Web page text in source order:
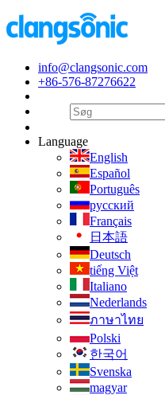
info@clangsonic.com
+86-576-87276622
Language
English
Español
Português
русский
Français
日本語
Deutsch
tiếng Việt
Italiano
Nederlands
ภาษาไทย
Polski
한국어
Svenska
magyar